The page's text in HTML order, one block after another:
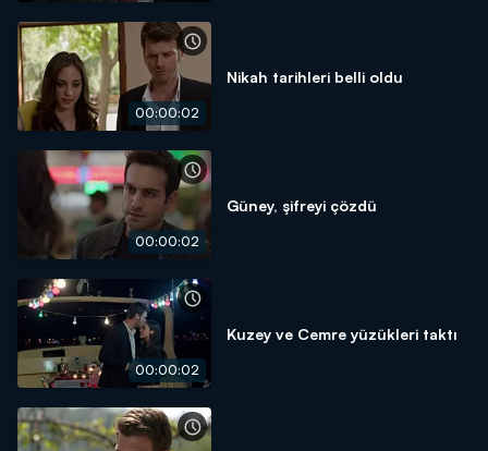
00:00:02
Nikah tarihleri belli oldu
00:00:02
Güney, şifreyi çözdü
00:00:02
Kuzey ve Cemre yüzükleri taktı